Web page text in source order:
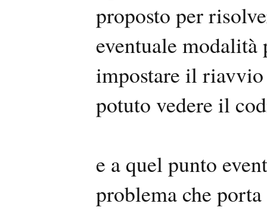
proposto per
eventuale
impostare il
potuto vedere il
e a quel punto
problema che